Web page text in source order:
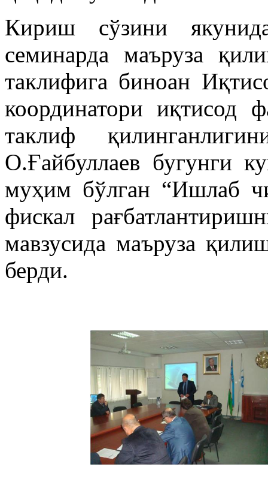
Кириш сўзини
семинарда маъруза
таклифига биноан
координатори иқтисод
таклиф
О.Ғайбуллаев бугунги
муҳим бўлган “Ишлаб
фискал
мавзусида маъруза
берди.